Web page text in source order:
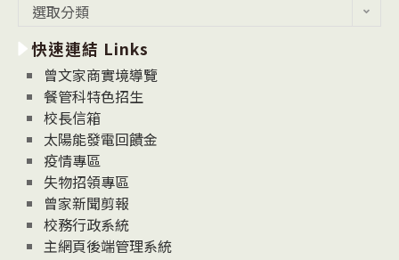
消
息
News
選取分類
快速連結 Links
曾文家商實境導覽
餐管科特色招生
校長信箱
太陽能發電回饋金
疫情專區
失物招領專區
曾家新聞剪報
校務行政系統
主網頁後端管理系統